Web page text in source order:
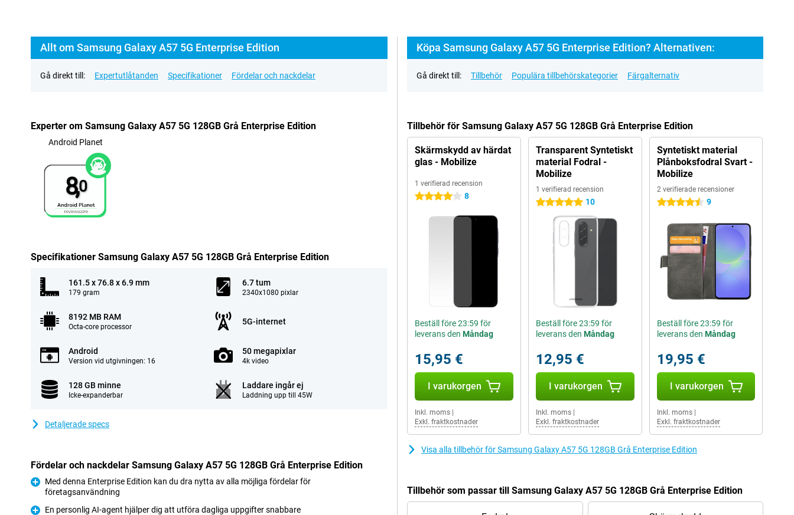
Allt om Samsung Galaxy A57 5G Enterprise Edition
Gå direkt till: Expertutlåtanden Specifikationer Fördelar och nackdelar
Experter om Samsung Galaxy A57 5G 128GB Grå Enterprise Edition
Android Planet
8,0
Specifikationer Samsung Galaxy A57 5G 128GB Grå Enterprise Edition
161.5 x 76.8 x 6.9 mm
179 gram
6.7 tum
2340x1080 pixlar
8192 MB RAM
Octa-core processor
5G-internet
Android
Version vid utgivningen: 16
50 megapixlar
4k video
128 GB minne
Icke-expanderbar
Laddare ingår ej
Laddning upp till 45W
Detaljerade specs
Fördelar och nackdelar Samsung Galaxy A57 5G 128GB Grå Enterprise Edition
Fördelar
Med denna Enterprise Edition kan du dra nytta av alla möjliga fördelar för
företagsanvändning
En personlig AI-agent hjälper dig att utföra dagliga uppgifter snabbare
Köpa Samsung Galaxy A57 5G Enterprise Edition? Alternativen:
Gå direkt till: Tillbehör Populära tillbehörskategorier Färgalternativ
Tillbehör för Samsung Galaxy A57 5G 128GB Grå Enterprise Edition
Skärmskydd av härdat
glas - Mobilize
1 verifierad recension
4 stjärnor 8
Beställ före 23:59 för
leverans den Måndag
15,95 €
I varukorgen
Inkl. moms
Exkl. fraktkostnader
Transparent Syntetiskt
material Fodral -
Mobilize
1 verifierad recension
5 stjärnor 10
Beställ före 23:59 för
leverans den Måndag
12,95 €
I varukorgen
Inkl. moms|
Exkl. fraktkostnader
Syntetiskt material
Plånboksfodral Svart -
Mobilize
2 verifierade recensioner
4.5 stjärnor 9
Beställ före 23:59 för
leverans den Måndag
19,95 €
I varukorgen
Inkl. moms|
Exkl. fraktkostnader
Visa alla tillbehör för Samsung Galaxy A57 5G 128GB Grå Enterprise Edition
Tillbehör som passar till Samsung Galaxy A57 5G 128GB Grå Enterprise Edition